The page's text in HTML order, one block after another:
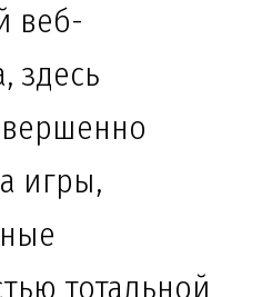
веб-
здесь
игры,
тотальной